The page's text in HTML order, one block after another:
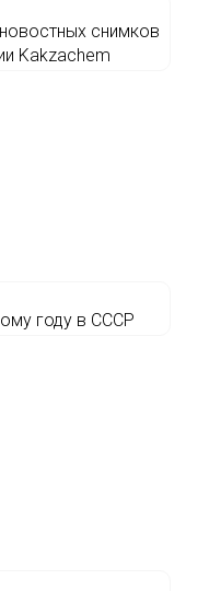
снимков
Kakzachem
году в СССР